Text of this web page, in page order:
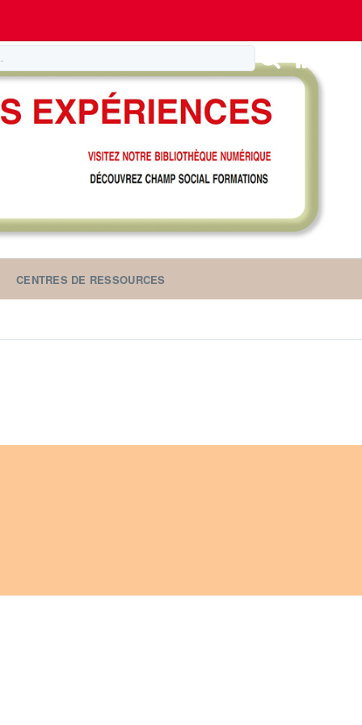
CENTRES DE RESSOURCES